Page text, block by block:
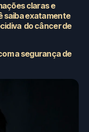
claras e
saiba exatamente
do câncer de
a segurança de